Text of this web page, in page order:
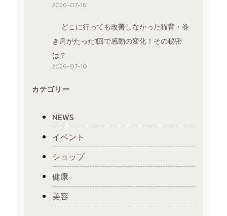
2026-07-16
どこに行っても改善しなかった猫背・巻
き肩がたった1回で感動の変化！その秘密
は？
2026-07-10
カテゴリー
NEWS
イベント
ショップ
健康
美容